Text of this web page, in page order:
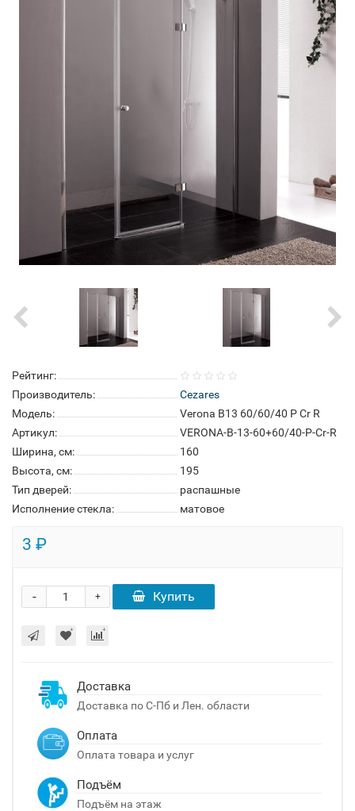
Рейтинг:
Производитель:
Cezares
Модель:
Verona B13 60/60/40 P Cr R
Артикул:
VERONA-B-13-60+60/40-P-Cr-R
Ширина, см:
160
Высота, см:
195
Тип дверей:
распашные
Исполнение стекла:
матовое
3 ₽
+
- Купить
Доставка
Доставка по С-Пб и Лен. области
Оплата
Оплата товара и услуг
Подъём
Подъём на этаж